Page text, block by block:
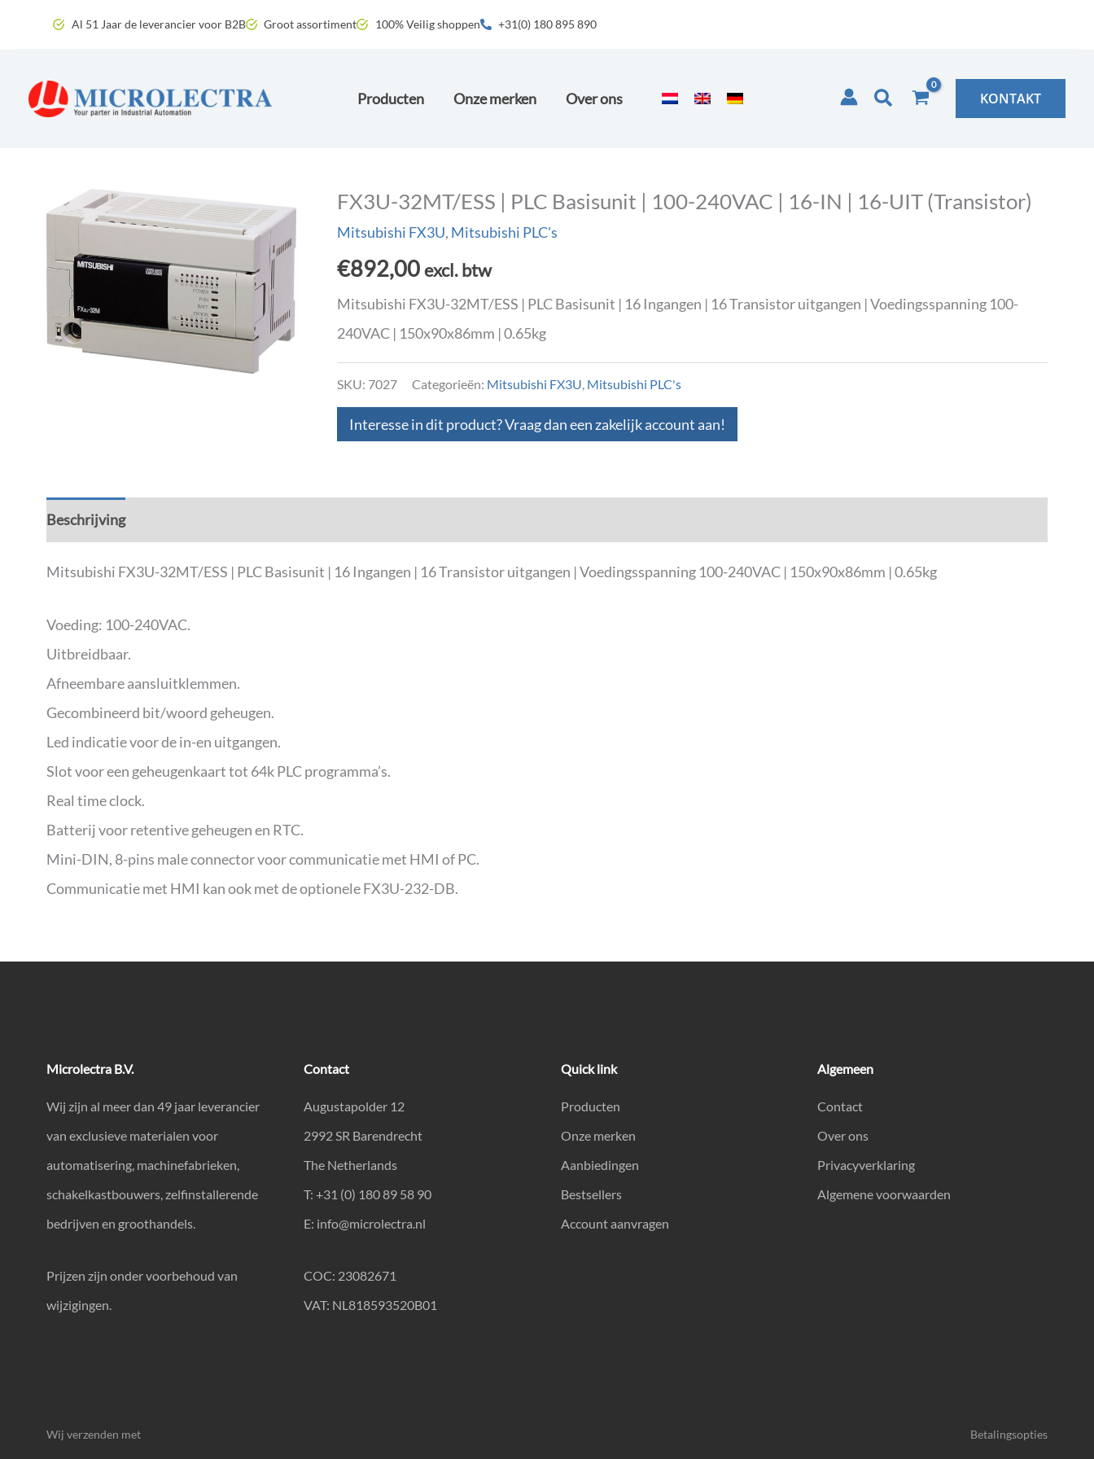
inhoud
Al 51 Jaar de leverancier voor B2B Groot assortiment 100% Veilig shoppen +31(0) 180 895 890
Producten Onze merken Over ons Zoeken KONTAKT
FX3U-32MT/ESS | PLC Basisunit | 100-240VAC | 16-IN | 16-UIT (Transistor)
Mitsubishi FX3U, Mitsubishi PLC's
€892,00 excl. btw
Mitsubishi FX3U-32MT/ESS | PLC Basisunit | 16 Ingangen | 16 Transistor uitgangen | Voedingsspanning 100-
240VAC | 150x90x86mm | 0.65kg
SKU: 7027 Categorieën: Mitsubishi FX3U, Mitsubishi PLC's
Interesse in dit product? Vraag dan een zakelijk account aan!
Beschrijving
Mitsubishi FX3U-32MT/ESS | PLC Basisunit | 16 Ingangen | 16 Transistor uitgangen | Voedingsspanning 100-240VAC | 150x90x86mm | 0.65kg
Voeding: 100-240VAC.
Uitbreidbaar.
Afneembare aansluitklemmen.
Gecombineerd bit/woord geheugen.
Led indicatie voor de in-en uitgangen.
Slot voor een geheugenkaart tot 64k PLC programma’s.
Real time clock.
Batterij voor retentive geheugen en RTC.
Mini-DIN, 8-pins male connector voor communicatie met HMI of PC.
Communicatie met HMI kan ook met de optionele FX3U-232-DB.
Microlectra B.V.
Wij zijn al meer dan 49 jaar leverancier
van exclusieve materialen voor
automatisering, machinefabrieken,
schakelkastbouwers, zelfinstallerende
bedrijven en groothandels.
Prijzen zijn onder voorbehoud van
wijzigingen.
Contact
Augustapolder 12
2992 SR Barendrecht
The Netherlands
T: +31 (0) 180 89 58 90
E: info@microlectra.nl
COC: 23082671
VAT: NL818593520B01
Quick link
Producten
Onze merken
Aanbiedingen
Bestsellers
Account aanvragen
Algemeen
Contact
Over ons
Privacyverklaring
Algemene voorwaarden
Wij verzenden met Betalingsopties